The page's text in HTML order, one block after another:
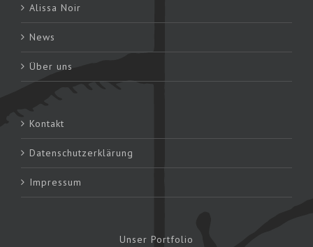
Alissa Noir
News
Über uns
Kontakt
Datenschutzerklärung
Impressum
Unser Portfolio